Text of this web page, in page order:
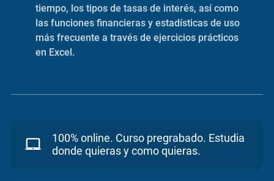
tiempo, los tipos de tasas de interés, así como
las funciones financieras y estadísticas de uso
más frecuente a través de ejercicios prácticos
en Excel.
100% online. Curso pregrabado. Estudia
donde quieras y como quieras.